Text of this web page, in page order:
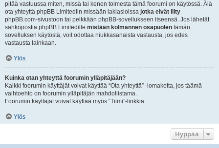
pitää vastuussa miten, missä tai kenen toimesta tämä foorumi on käytössä. Älä
ota yhteyttä phpBB Limitediin missään lakiasioissa jotka eivät liity
phpBB.com-sivustoon tai pelkkään phpBB-sovellukseen itseensä. Jos lähetät
sähköpostia phpBB Limitedille mistään kolmannen osapuolen tämän
sovelluksen käytöstä, voit odottaa niukkasanaista vastausta, jos edes
vastausta lainkaan.
Ylös
Kuinka otan yhteyttä foorumin ylläpitäjään?
Kaikki foorumin käyttäjät voivat käyttää “Ota yhteyttä” -lomaketta, jos täämä
vaihtoehto on foorumin ylläpitäjän mahdollistama.
Foorumin käyttäjät voivat käyttää myös “Tiimi”-linkkiä.
Ylös
Hyppää